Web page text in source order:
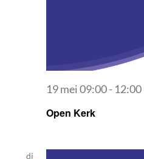
Open Kerk
19 mei 09:00- 12:00
di